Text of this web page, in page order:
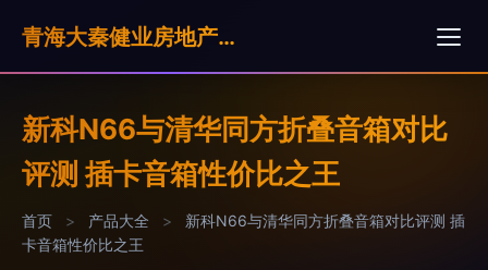
青海大秦健业房地产营销策划有限公司
新科N66与清华同方折叠音箱对比
评测 插卡音箱性价比之王
首页 > 产品大全 >
新科N66与清华同方折叠音箱对比评测 插
卡音箱性价比之王